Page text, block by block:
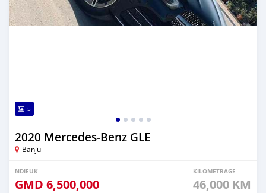
5
2020 Mercedes-Benz GLE
Banjul
NDIEUK
GMD 6,500,000
KILOMETRAGE
46,000 KM